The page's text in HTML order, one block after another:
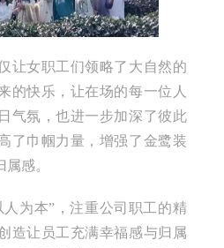
让女职工们领略了大自然的
的快乐，让在场的每一位人
气氛，也进一步加深了彼此
了巾帼力量，增强了金鹭装
感。
为本”，注重公司职工的精
造让员工充满幸福感与归属